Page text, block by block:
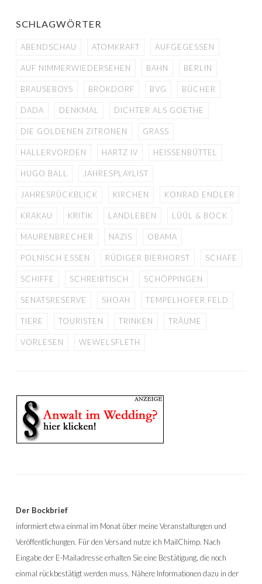
SCHLAGWÖRTER
ABENDSCHAU ATOMKRAFT AUFGEGESSEN
AUF NIMMERWIEDERSEHEN BAHN BERLIN
BRAUSEBOYS BROKDORF BVG BÜCHER
DADA DENKMAL DICHTER ALS GOETHE
DIE GOLDENEN ZITRONEN GRASS
HALLERVORDEN HARTZ IV HEISSENBÜTTEL
HUGO BALL JAHRESPLAYLIST
JAHRESRÜCKBLICK KIRCHEN KONRAD ENDLER
KRAKAU KRITIK LANDLEBEN LÜÜL & BOCK
MAURENBRECHER NAZIS OBAMA
POLNISCH ESSEN RÜDIGER BIERHORST SCHAFE
SCHIFFE SCHREIBTISCH SCHÖPPINGEN
SENATSRESERVE SHOAH TEMPELHOFER FELD
TIERE TOURISTEN TRINKEN TRÄUME
VORLESEN WEWELSFLETH
Der Bockbrief
informiert etwa einmal im Monat über meine Veranstaltungen und
Veröffentlichungen. Für den Versand nutze ich MailChimp. Nach
Eingabe der E-Mailadresse erhalten Sie eine Bestätigung, die noch
einmal rückbestätigt werden muss. Nähere Informationen dazu in der